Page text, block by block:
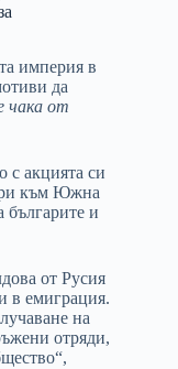
империя в
да
чака от
с акцията си
към Южна
и
от Русия
в емиграция.
на
отряди,